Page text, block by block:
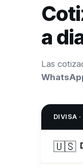
a
Las
DIVISA
🇺🇸